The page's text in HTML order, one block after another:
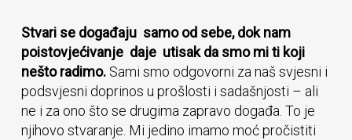
Stvari se događaju samo od sebe, dok nam
poistovjećivanje daje utisak da smo mi ti koji
nešto radimo. Sami smo odgovorni za naš svjesni i
podsvjesni doprinos u prošlosti i sadašnjosti – ali
ne i za ono što se drugima zapravo događa. To je
njihovo stvaranje. Mi jedino imamo moć pročistiti